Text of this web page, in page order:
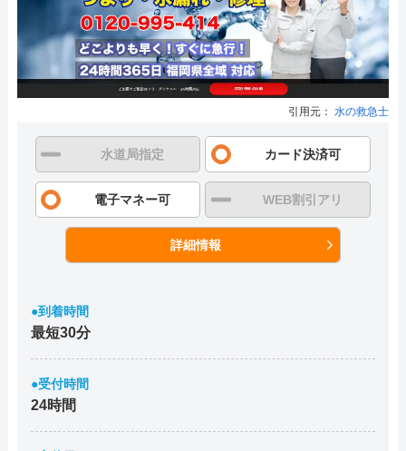
引用元： 水の救急士
水道局指定 カード決済可
電子マネー可 WEB割引アリ
詳細情報
●到着時間
最短30分
●受付時間
24時間